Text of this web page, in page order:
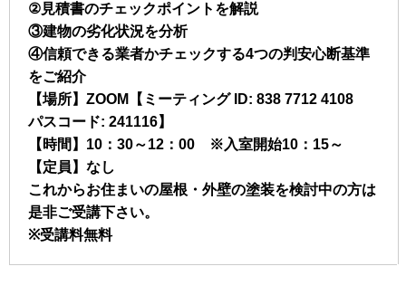
②見積書のチェックポイントを解説
③建物の劣化状況を分析
④信頼できる業者かチェックする4つの判安心断基準
をご紹介
【場所】ZOOM【ミーティング ID: 838 7712 4108
パスコード: 241116】
【時間】10：30～12：00 ※入室開始10：15～
【定員】なし
これからお住まいの屋根・外壁の塗装を検討中の方は
是非ご受講下さい。
※受講料無料